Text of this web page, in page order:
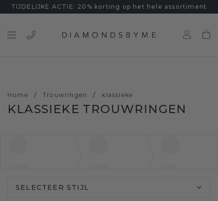
TIJDELIJKE ACTIE: 20% korting op het hele assortiment
Home / Trouwringen / klassieke
KLASSIEKE TROUWRINGEN
SELECTEER STIJL